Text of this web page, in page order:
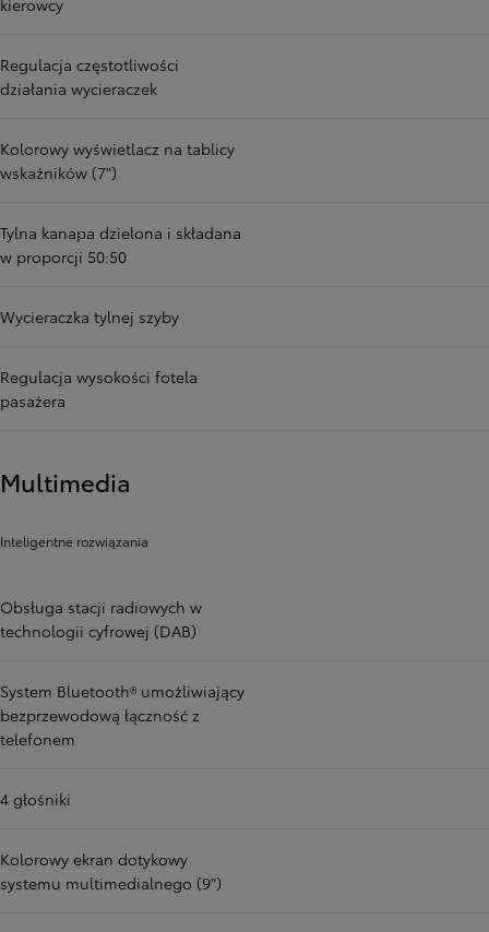
kierowcy
Regulacja częstotliwości
działania wycieraczek
Kolorowy wyświetlacz na tablicy
wskaźników (7")
Tylna kanapa dzielona i składana
w proporcji 50:50
Wycieraczka tylnej szyby
Regulacja wysokości fotela
pasażera
Multimedia
Inteligentne rozwiązania
Obsługa stacji radiowych w
technologii cyfrowej (DAB)
System Bluetooth® umożliwiający
bezprzewodową łączność z
telefonem
4 głośniki
Kolorowy ekran dotykowy
systemu multimedialnego (9")